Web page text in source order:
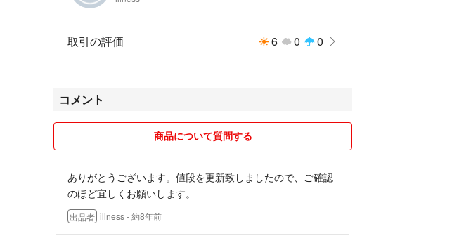
取引の評価 6 0 0
コメント
商品について質問する
ありがとうございます。値段を更新致しましたので、ご確認
のほど宜しくお願いします。
出品者 illness- 約8年前